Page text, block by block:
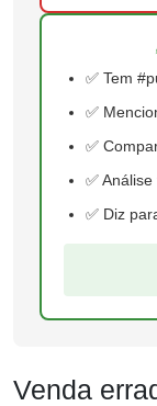
✅ Tem
✅
✅
✅
✅ Diz
Venda